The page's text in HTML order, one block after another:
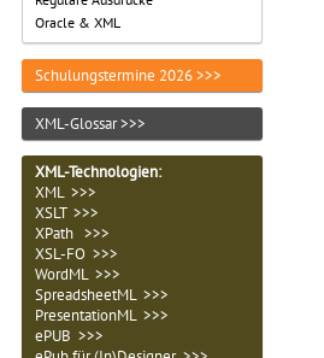
Oracle & XML
Schulungstermine 2026 >>>
XML-Glossar >>>
XML-Technologien:
XML >>>
XSLT >>>
XPath >>>
XSL-FO >>>
WordML >>>
SpreadsheetML >>>
PresentationML >>>
ePUB >>>